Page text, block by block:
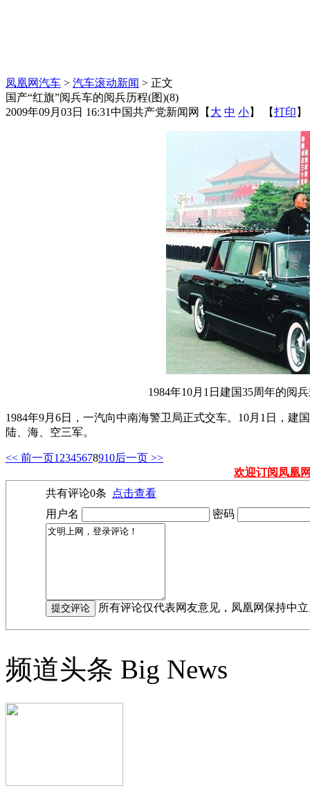
凤凰网汽车 > 汽车滚动新闻 > 正文
国产“红旗”阅兵车的阅兵历程(图)(8)
2009年09月03日 16:31中国共产党新闻网 【 大 中 小】 【打印 】
1984年10月1日建国35周年的阅
1984年9月6日，一汽向中南海警卫局正式交车。10月1日，
陆、海、空三军。
<< 前一页1 2345678910后一页 >>
欢迎订阅凤凰
共有评论0条
点击查看
用户名
密码
所有评论仅代表网友意见，凤凰网保持中
频道头条 Big News